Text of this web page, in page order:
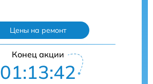
Цены на ремонт
Конец акции
01:13:40